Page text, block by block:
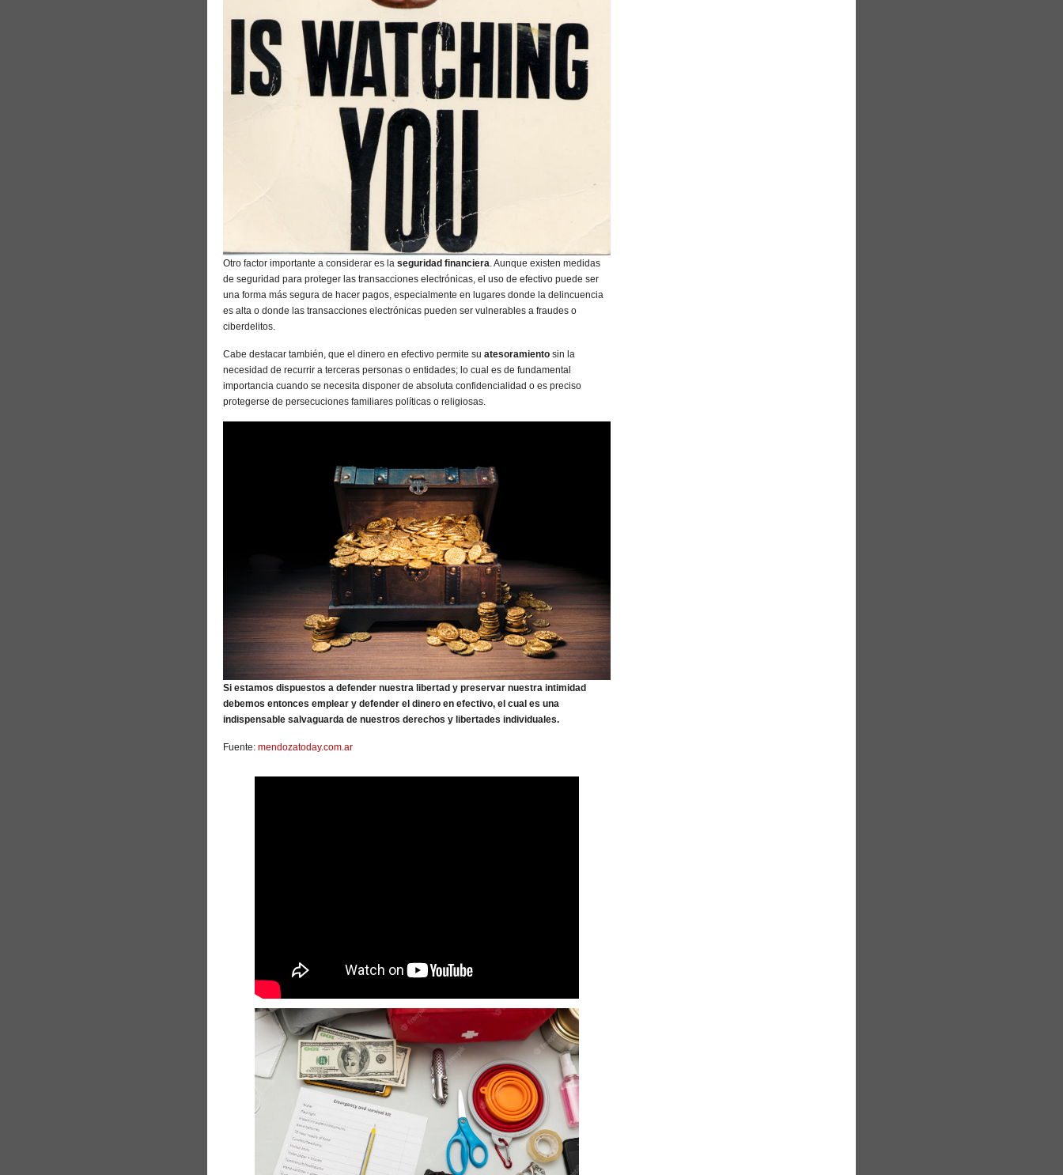
Otro factor importante a considerar es la seguridad financiera. Aunque existen medidas
de seguridad para proteger las transacciones electrónicas, el uso de efectivo puede ser
una forma más segura de hacer pagos, especialmente en lugares donde la delincuencia
es alta o donde las transacciones electrónicas pueden ser vulnerables a fraudes o
ciberdelitos.
Cabe destacar también, que el dinero en efectivo permite su atesoramiento sin la
necesidad de recurrir a terceras personas o entidades; lo cual es de fundamental
importancia cuando se necesita disponer de absoluta confidencialidad o es preciso
protegerse de persecuciones familiares políticas o religiosas.
Si estamos dispuestos a defender nuestra libertad y preservar nuestra intimidad
debemos entonces emplear y defender el dinero en efectivo, el cual es una
indispensable salvaguarda de nuestros derechos y libertades individuales.
Fuente: mendozatoday.com.ar